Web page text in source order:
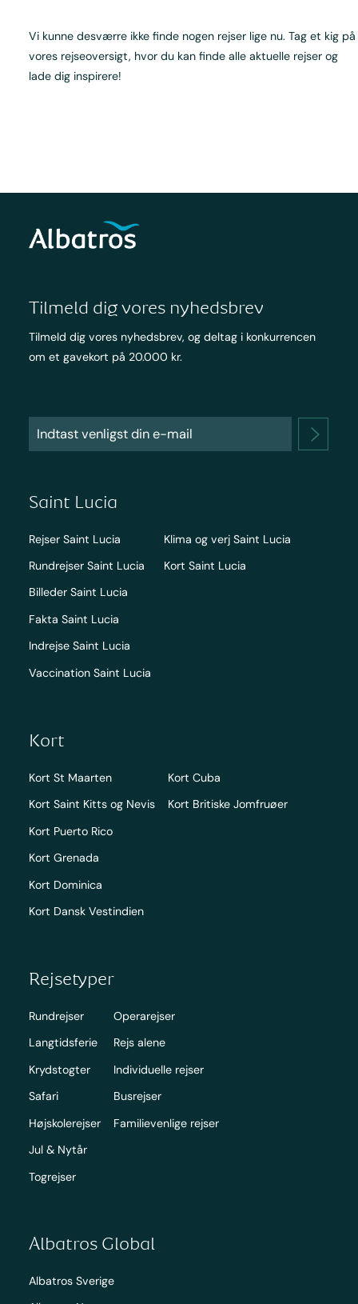
Vi kunne desværre ikke finde nogen rejser lige nu. Tag et kig på
vores rejseoversigt, hvor du kan finde alle aktuelle rejser og
lade dig inspirere!
Tilmeld dig vores nyhedsbrev
Tilmeld dig vores nyhedsbrev, og deltag i konkurrencen
om et gavekort på 20.000 kr.
Saint Lucia
Rejser Saint Lucia
Rundrejser Saint Lucia
Billeder Saint Lucia
Fakta Saint Lucia
Indrejse Saint Lucia
Vaccination Saint Lucia
Klima og verj Saint Lucia
Kort Saint Lucia
Kort
Kort St Maarten
Kort Saint Kitts og Nevis
Kort Puerto Rico
Kort Grenada
Kort Dominica
Kort Dansk Vestindien
Kort Cuba
Kort Britiske Jomfruøer
Rejsetyper
Rundrejser
Langtidsferie
Krydstogter
Safari
Højskolerejser
Jul & Nytår
Togrejser
Operarejser
Rejs alene
Individuelle rejser
Busrejser
Familievenlige rejser
Albatros Global
Albatros Sverige